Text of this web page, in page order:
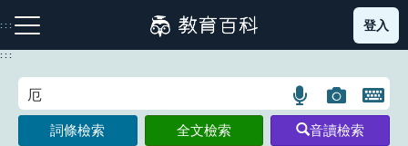
到
主
:::
注音索引圖示 筆畫索引圖示 部首索引表圖示
登入
:::
語
言
圖
片
開
詞條檢索 全文檢索 音讀檢索